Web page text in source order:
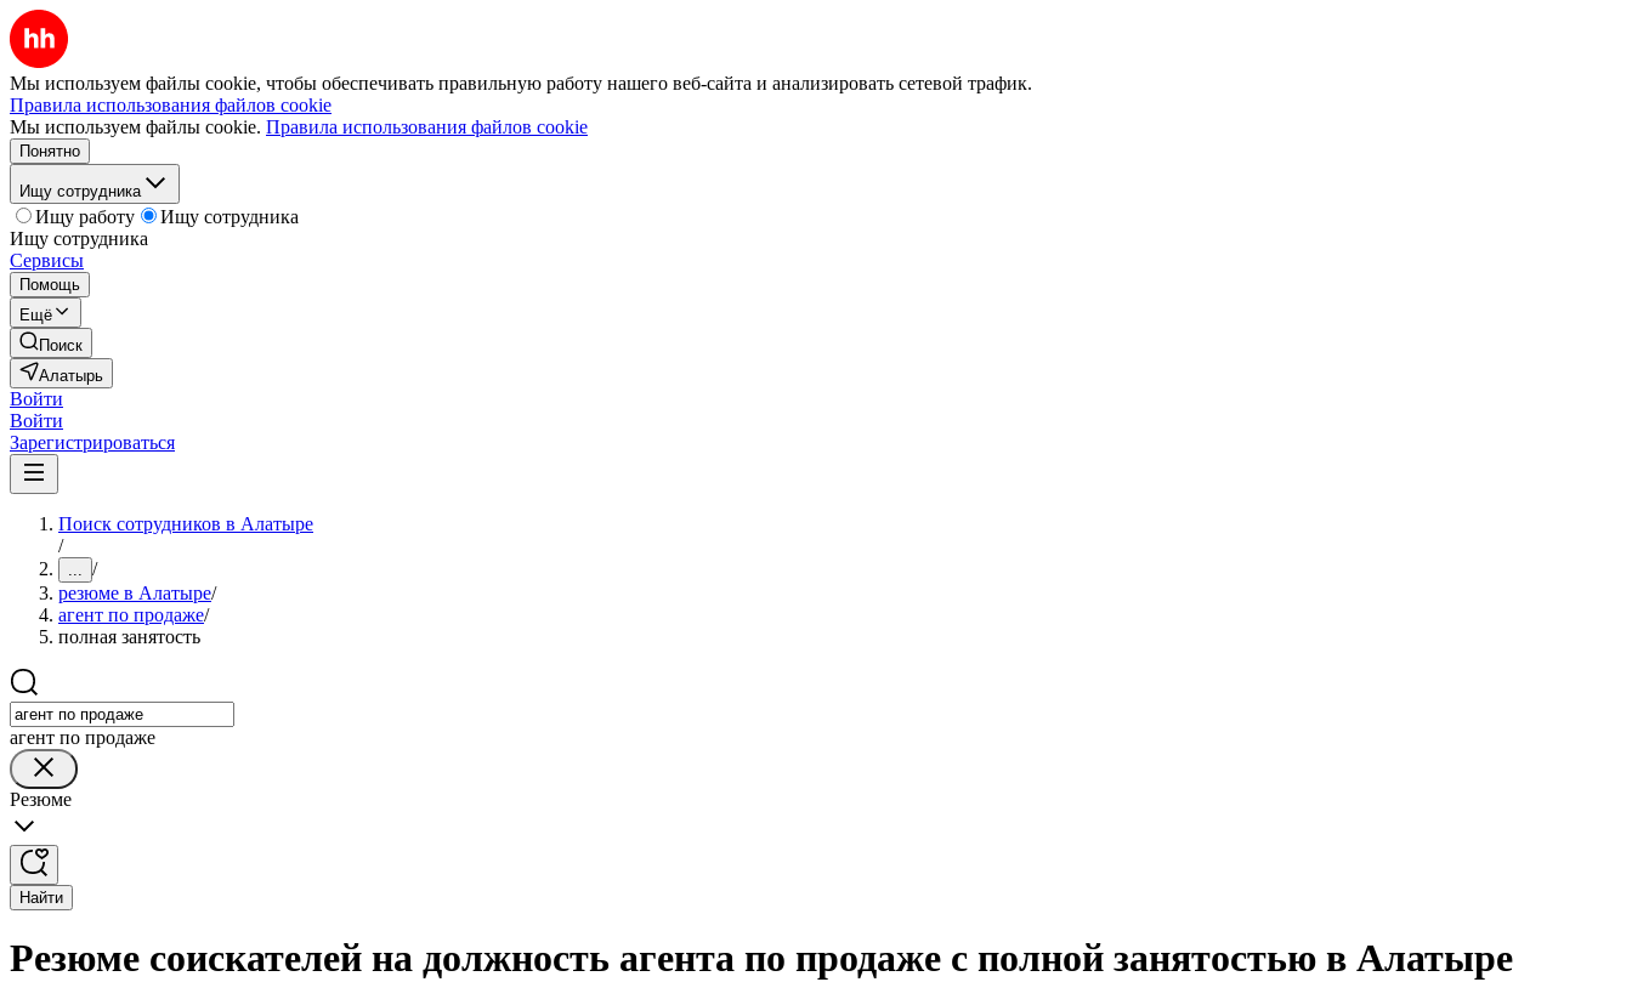
Мы используем файлы cookie, чтобы обеспечивать правильную работу нашего веб-сайта и анализировать сетевой трафик.
Правила использования файлов cookie
Мы используем файлы cookie. Правила использования файлов cookie
Понятно
Ищу сотрудника
Ищу работу
Ищу сотрудника
Ищу сотрудника
Сервисы
Помощь
Ещё
Поиск
Алатырь
Войти
Войти
Зарегистрироваться
Поиск сотрудников в Алатыре
/
... /
резюме в Алатыре/
агент по продаже/
полная занятость
агент по продаже
Резюме
Найти
Резюме соискателей на должность агента по продаже с полной занятостью в Алатыре